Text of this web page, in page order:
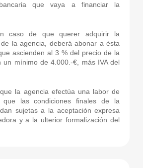
que vaya a financiar la
caso de que querer adquirir la
la agencia, deberá abonar a ésta
ascienden al 3 % del precio de la
un mínimo de 4.000.-€, más IVA del
la agencia efectúa una labor de
que las condiciones finales de la
sujetas a la aceptación expresa
y a la ulterior formalización del